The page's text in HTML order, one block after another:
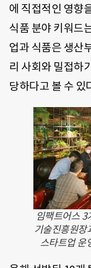
에 직접적인 영향
식품 분야 키워드
업과 식품은 생산
리 사회와 밀접하
당하다고 볼 수 있
임팩트어스
기술진흥원장
스타트업 운